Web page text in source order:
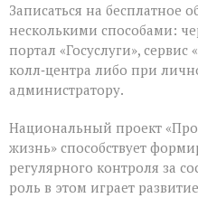
Записаться на бесплатное
несколькими способами:
портал «Госуслуги»,
колл‑центра либо при
администратору.
Национальный проект
жизнь» способствует
регулярного контроля за
роль в этом играет